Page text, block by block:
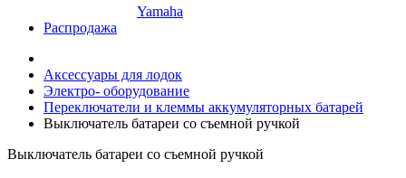
Yamaha
Распродажа
Аксессуары для лодок
Электро- оборудование
Переключатели и клеммы аккумуляторных батарей
Выключатель батареи со съемной ручкой
Выключатель батареи со съемной ручкой